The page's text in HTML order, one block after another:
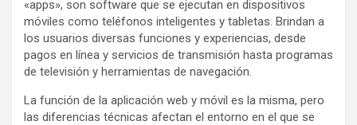
«apps», son software que se ejecutan en dispositivos
móviles como teléfonos inteligentes y tabletas. Brindan a
los usuarios diversas funciones y experiencias, desde
pagos en línea y servicios de transmisión hasta programas
de televisión y herramientas de navegación.
La función de la aplicación web y móvil es la misma, pero
las diferencias técnicas afectan el entorno en el que se